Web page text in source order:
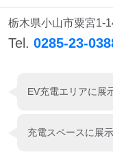
栃木県小山市粟宮1-
Tel. 0285-23-